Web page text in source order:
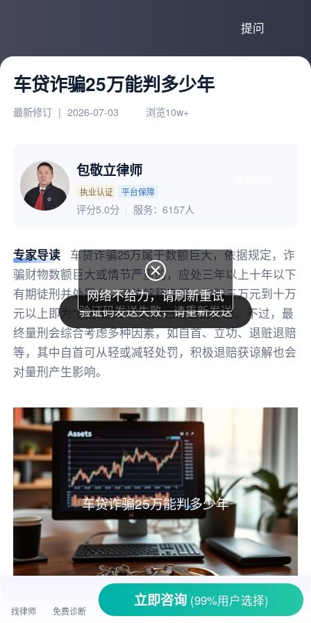
提问
车贷诈骗25万能判多少年
最新修订 | 2026-07-03 浏览10w+
包敬立律师
执业认证 平台保障
评分5.0分 服务： 6157人
专家导读
车贷诈骗25万属于数额巨大，依据规定，诈
骗财物数额巨大或情节严重的，应处三年以上十年以下
有期徒刑并处罚金。司法解释表明，诈骗三万元到十万
元以上即为“数额巨大”，25万已远超此标准。不过，最
终量刑会综合考虑多种因素，如自首、立功、退赃退赔
等，其中自首可从轻或减轻处罚，积极退赔获谅解也会
对量刑产生影响。
车贷诈骗25万能判多少年
找律师 免费诊断
立即咨询 (99%用户选择)

网络不给力，请刷新重试
验证码发送失败，请重新发送